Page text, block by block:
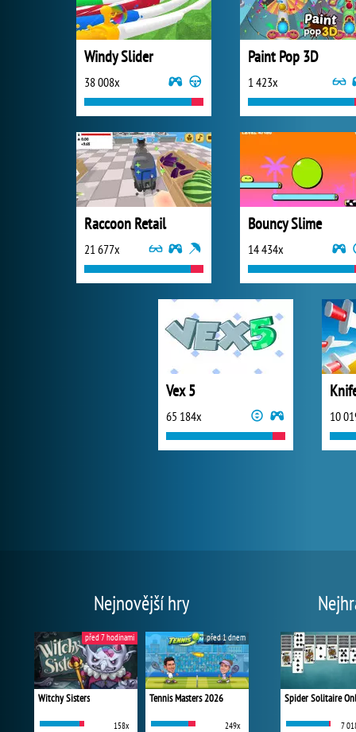
Windy Slider
38 008x
Paint Pop 3D
1 423x
Raccoon Retail
21 677x
Bouncy Slime
14 434x
Vex 5
65 184x 10
Nejnovější hry
Witchy Sisters
158x
před 7 hodinami
Tennis Masters 2026
249x
před 1 dnem
Spider Solitaire
7